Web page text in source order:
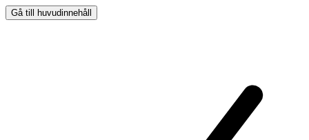
Gå till huvudinnehåll